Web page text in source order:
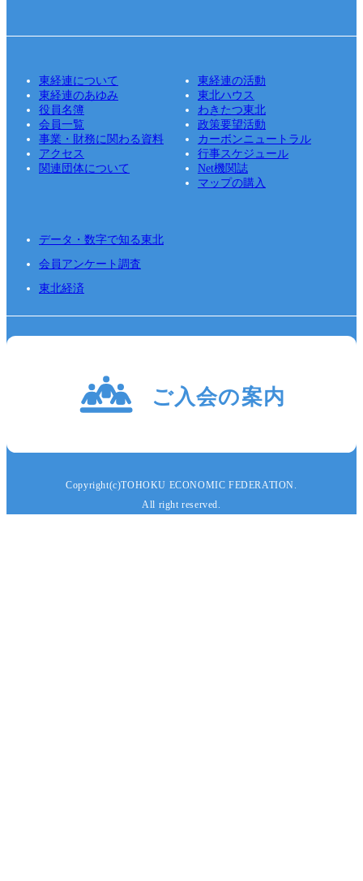
東経連について
東経連の活動
東経連のあゆみ
東北ハウス
役員名簿
わきたつ東北
会員一覧
政策要望活動
事業・財務に関わる資料
カーボンニュートラル
アクセス
行事スケジュール
関連団体について
Net機関誌
マップの購入
データ・数字で知る東北
会員アンケート調査
東北経済
Copyright(c)TOHOKU ECONOMIC FEDERATION.
All right reserved.